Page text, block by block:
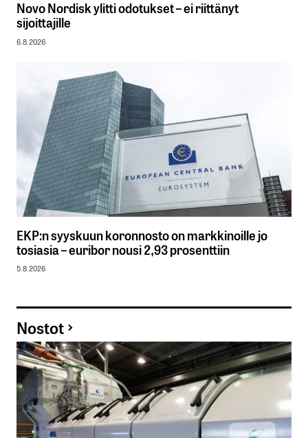
Novo Nordisk ylitti odotukset – ei riittänyt
sijoittajille
6.8.2026
EKP:n syyskuun koronnosto on markkinoille jo
tosiasia – euribor nousi 2,93 prosenttiin
5.8.2026
Nostot